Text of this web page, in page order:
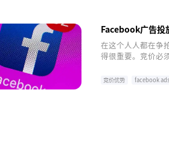
Facebook广告投
在这个人人都在争
得很重要。竞价必
竞价优势 facebook ads